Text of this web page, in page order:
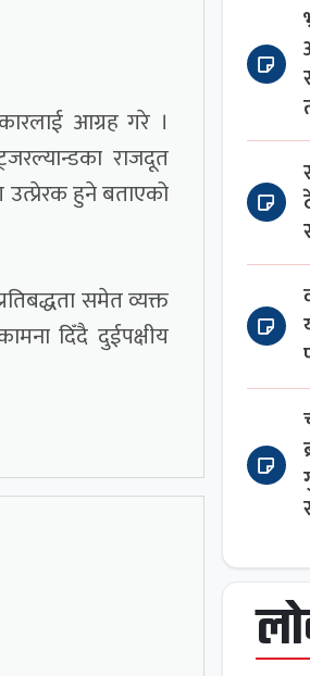
आग्रह गरे ।
राजदूत
हुने बताएको
समेत व्यक्त
दिँदै दुईपक्षीय